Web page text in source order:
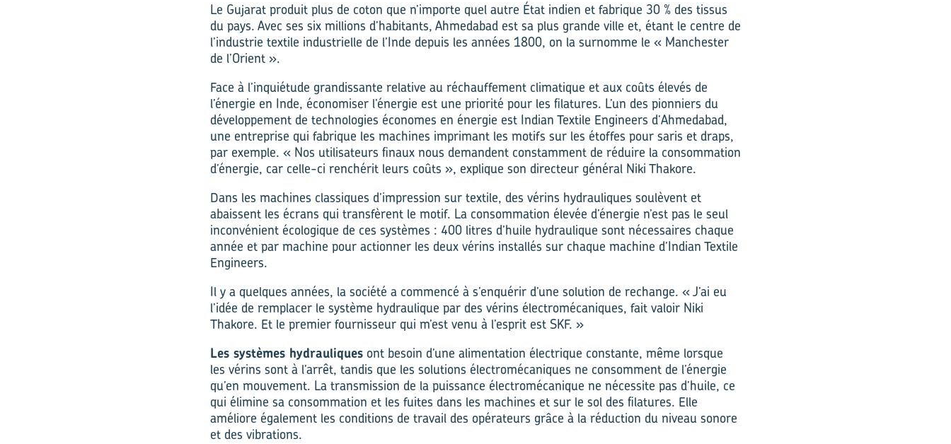
Le Gujarat produit plus de coton que n’importe quel autre État indien et fabrique 30 % des tissus
du pays. Avec ses six millions d’habitants, Ahmedabad est sa plus grande ville et, étant le centre de
l’industrie textile industrielle de l’Inde depuis les années 1800, on la surnomme le « Manchester
de l’Orient ».
Face à l’inquiétude grandissante relative au réchauffement climatique et aux coûts élevés de
l’énergie en Inde, économiser l’énergie est une priorité pour les filatures. L’un des pionniers du
développement de technologies économes en énergie est Indian Textile Engineers d’Ahmedabad,
une entreprise qui fabrique les machines imprimant les motifs sur les étoffes pour saris et draps,
par exemple. « Nos utilisateurs finaux nous demandent constamment de réduire la consommation
d’énergie, car celle-ci renchérit leurs coûts », explique son directeur général Niki Thakore.
Dans les machines classiques d’impression sur textile, des vérins hydrauliques soulèvent et
abaissent les écrans qui transfèrent le motif. La consommation élevée d’énergie n’est pas le seul
inconvénient écologique de ces systèmes : 400 litres d’huile hydraulique sont nécessaires chaque
année et par machine pour actionner les deux vérins installés sur chaque machine d’Indian Textile
Engineers.
Il y a quelques années, la société a commencé à s’enquérir d’une solution de rechange. « J’ai eu
l’idée de remplacer le système hydraulique par des vérins électromécaniques, fait valoir Niki
Thakore. Et le premier fournisseur qui m’est venu à l’esprit est SKF. »
Les systèmes hydrauliques ont besoin d’une alimentation électrique constante, même lorsque
les vérins sont à l’arrêt, tandis que les solutions électromécaniques ne consomment de l’énergie
qu’en mouvement. La transmission de la puissance électromécanique ne nécessite pas d’huile, ce
qui élimine sa consommation et les fuites dans les machines et sur le sol des filatures. Elle
améliore également les conditions de travail des opérateurs grâce à la réduction du niveau sonore
et des vibrations.